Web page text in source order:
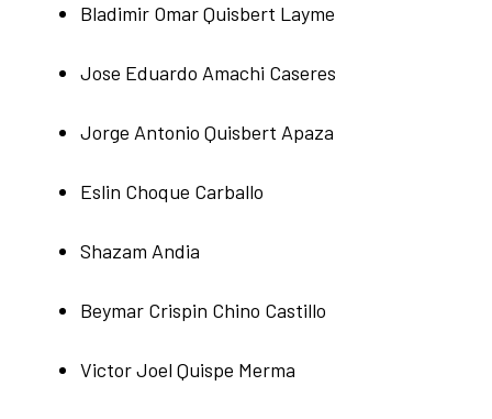
Bladimir Omar Quisbert Layme
Jose Eduardo Amachi Caseres
Jorge Antonio Quisbert Apaza
Eslin Choque Carballo
Shazam Andia
Beymar Crispin Chino Castillo
Victor Joel Quispe Merma